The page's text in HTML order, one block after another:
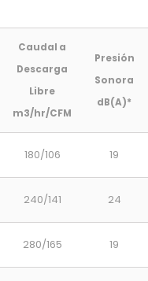
Caudal a
Descarga
Libre
m3/hr/CFM
Presión
Sonora
dB(A)*
180/106 19
240/141 24
280/165 19